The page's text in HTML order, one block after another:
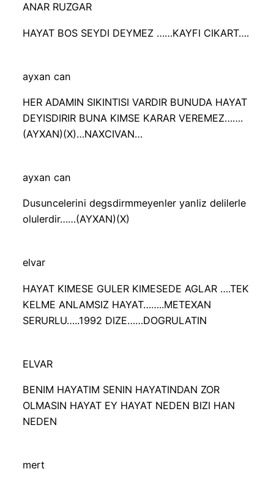
ANAR RUZGAR
HAYAT BOS SEYDI DEYMEZ ……KAYFI CIKART….
ayxan can
HER ADAMIN SIKINTISI VARDIR BUNUDA HAYAT
DEYISDIRIR BUNA KIMSE KARAR VEREMEZ…….
(AYXAN)(X)…NAXCIVAN…
ayxan can
Dusuncelerini degsdirmmeyenler yanliz delilerle
olulerdir……(AYXAN)(X)
elvar
HAYAT KIMESE GULER KIMESEDE AGLAR ….TEK
KELME ANLAMSIZ HAYAT……..METEXAN
SERURLU…..1992 DIZE……DOGRULATIN
ELVAR
BENIM HAYATIM SENIN HAYATINDAN ZOR
OLMASIN HAYAT EY HAYAT NEDEN BIZI HAN
NEDEN
mert